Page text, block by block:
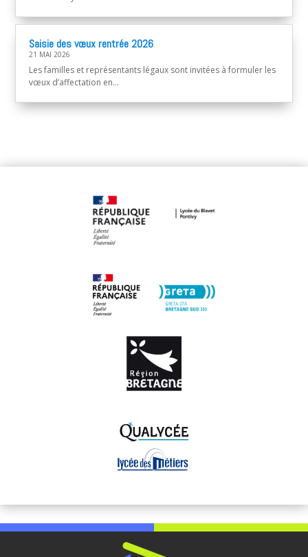
Saisie des vœux rentrée 2026
21 MAI 2026
Les familles et représentants légaux sont invitées à formuler les
vœux d’affectation en...